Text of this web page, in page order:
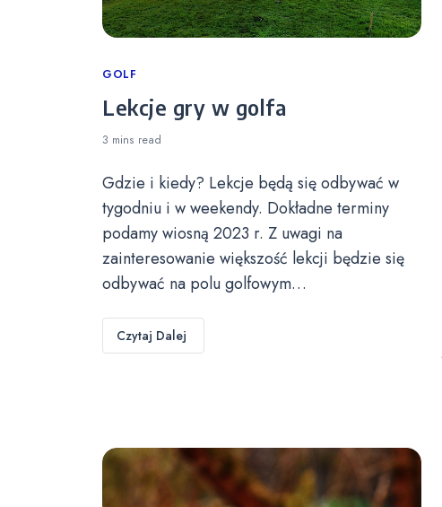
Categories
GOLF
Lekcje gry w golfa
3 mins read
Gdzie i kiedy? Lekcje będą się odbywać w
tygodniu i w weekendy. Dokładne terminy
podamy wiosną 2023 r. Z uwagi na
zainteresowanie większość lekcji będzie się
odbywać na polu golfowym…
Czytaj Dalej